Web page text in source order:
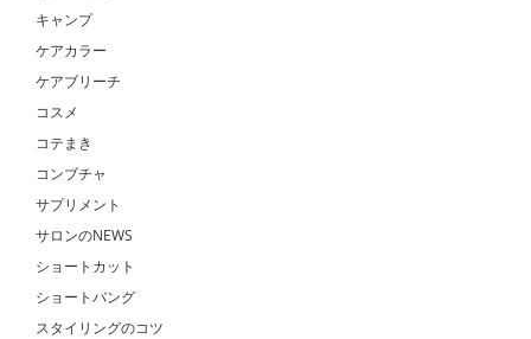
キャンプ
ケアカラー
ケアブリーチ
コスメ
コテまき
コンブチャ
サプリメント
サロンのNEWS
ショートカット
ショートバング
スタイリングのコツ